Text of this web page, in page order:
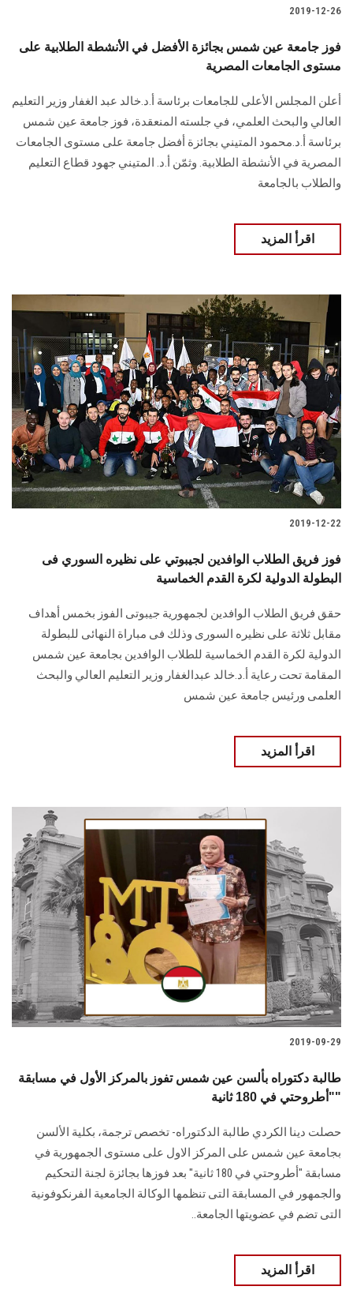
2019-12-26
فوز جامعة عين شمس بجائزة الأفضل في الأنشطة الطلابية على
مستوى الجامعات المصرية
أعلن المجلس الأعلى للجامعات برئاسة أ.د.خالد عبد الغفار وزير التعليم
العالي والبحث العلمي، في جلسته المنعقدة، فوز جامعة عين شمس
برئاسة أ.د.محمود المتيني بجائزة أفضل جامعة على مستوى الجامعات
المصرية في الأنشطة الطلابية. وثمّن أ.د. المتيني جهود قطاع التعليم
والطلاب بالجامعة
اقرأ المزيد
2019-12-22
فوز فريق الطلاب الوافدين لجيبوتي على نظيره السوري فى
البطولة الدولية لكرة القدم الخماسية
حقق فريق الطلاب الوافدين لجمهورية جيبوتى الفوز بخمس أهداف
مقابل ثلاثة على نظيره السورى وذلك فى مباراة النهائى للبطولة
الدولية لكرة القدم الخماسية للطلاب الوافدين بجامعة عين شمس
المقامة تحت رعاية أ.د.خالد عبدالغفار وزير التعليم العالي والبحث
العلمى ورئيس جامعة عين شمس
اقرأ المزيد
2019-09-29
طالبة دكتوراه بألسن عين شمس تفوز بالمركز الأول في مسابقة
"أطروحتي في 180 ثانية"
حصلت دينا الكردي طالبة الدكتوراه- تخصص ترجمة، بكلية الألسن
بجامعة عين شمس على المركز الاول على مستوى الجمهورية في
مسابقة "أطروحتي في 180 ثانية" بعد فوزها بجائزة لجنة التحكيم
والجمهور في المسابقة التى تنظمها الوكالة الجامعية الفرنكوفونية
التى تضم في عضويتها الجامعة..
اقرأ المزيد